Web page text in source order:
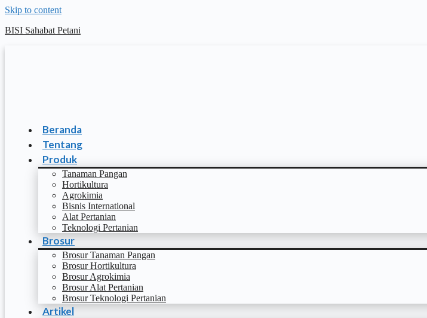
Skip to content
BISI Sahabat Petani
Beranda
Tentang
Produk
Tanaman Pangan
Hortikultura
Agrokimia
Bisnis International
Alat Pertanian
Teknologi Pertanian
Brosur
Brosur Tanaman Pangan
Brosur Hortikultura
Brosur Agrokimia
Brosur Alat Pertanian
Brosur Teknologi Pertanian
Artikel